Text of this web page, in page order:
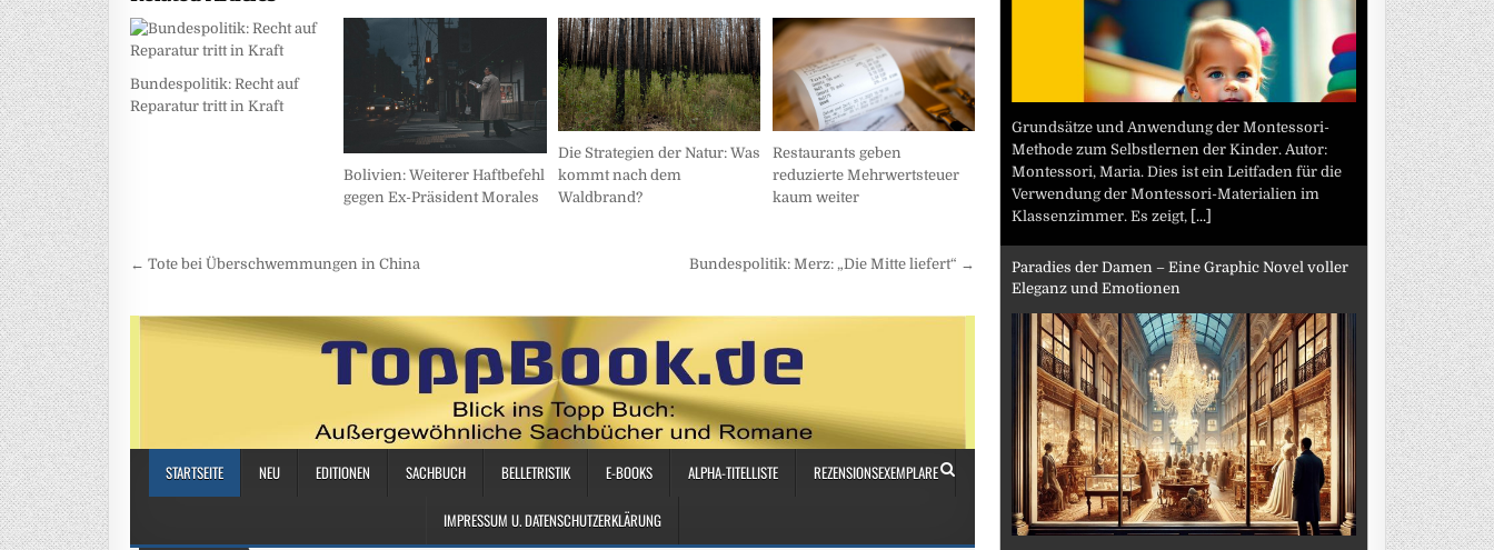
Bundespolitik: Recht auf
Reparatur tritt in Kraft
Bolivien: Weiterer Haftbefehl
gegen Ex-Präsident Morales
Die Strategien der Natur: Was
kommt nach dem
Waldbrand?
Restaurants geben
reduzierte Mehrwertsteuer
kaum weiter
Beitragsnavigation
← Tote bei Überschwemmungen in China Bundespolitik: Merz: „Die Mitte liefert“ →
Grundsätze und Anwendung der Montessori-
Methode zum Selbstlernen der Kinder. Autor:
Montessori, Maria. Dies ist ein Leitfaden für die
Verwendung der Montessori-Materialien im
Klassenzimmer. Es zeigt, [...]
Paradies der Damen – Eine Graphic Novel voller
Eleganz und Emotionen